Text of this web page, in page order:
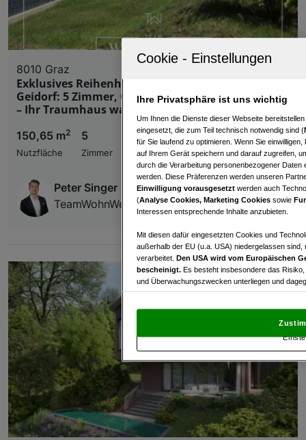
8010 Graz
Exklusives Reihenhaus in Grazer Bestlage |
Geidorf: 5 Zimmer, Garten, Balkon & Dachterrasse
– Ihr Traumhaus wartet!
150,65 m2
Nutzfläche
5
Zimmer
€ 700.000,00
Kaufpreis
Peter Singer
TeamWohnWerk GmbH
Ihre Privatsphäre ist uns wichtig
Um Ihnen die Dienste dieser Webseite
eingesetzt, die zum Teil technisch notwendig sind (
für Sie laufend zu optimieren. Wenn Sie
auf Ihrem Gerät speichern und darauf zugreifen,
durch die Verarbeitung personenbezogener
werden. Diese Präferenzen werden unseren
Einwilligung vorausgesetzt werden auch
(Analyse Cookies, Marketing Cookies sowie
Interessen entsprechende Inhalte anzubieten.
Mit diesen dafür eingesetzten Cookies und
außerhalb der EU (u.a. USA) niedergelassen
verarbeitet. Den USA wird vom Europäischen
bescheinigt. Es besteht insbesondere das
und Überwachungszwecken unterliegen und
und Widerspruch gegen die Verarbeitung auf der
„Cookie Einstellungen“, die sich auf jeder Seite
Wir und unsere Partner verarbeiten
Verwendung genauer Standortdaten.
Zugriff auf Informationen auf einem Endgerät.
und der Performance von Inhalten,